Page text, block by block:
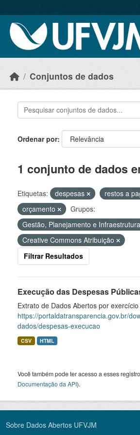
Conjuntos de dados
Ordenar por
1 conjunto de dados
Etiquetas: despesas
restos a
orçamento
Grupos:
Gestão, Planejamento e Infraestrutura
Creative Commons Atribuição
Filtrar Resultados
Execução das Despesas
Extrato de Dados Abertos por
https://portaldatransparencia.gov.br/
dados/despesas-execucao
CSV HTML
Você também pode ter acesso a esses
Documentação da API).
Sobre Dados Abertos UFVJM